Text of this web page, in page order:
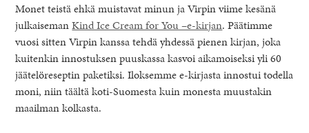
Monet teistä ehkä muistavat minun ja Virpin viime kesänä
julkaisemanKind Ice Cream for You –e-kirjan. Päätimme
vuosi sitten Virpin kanssa tehdä yhdessä pienen kirjan, joka
kuitenkin innostuksen puuskassa kasvoi aikamoiseksi yli 60
jäätelöreseptin paketiksi. Iloksemme e-kirjasta innostui todella
moni, niin täältä koti-Suomesta kuin monesta muustakin
maailman kolkasta.